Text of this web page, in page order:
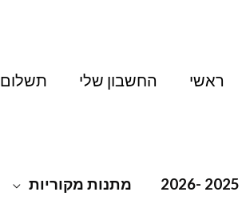
ראשי החשבון שלי תשלום
מתנות מקוריות